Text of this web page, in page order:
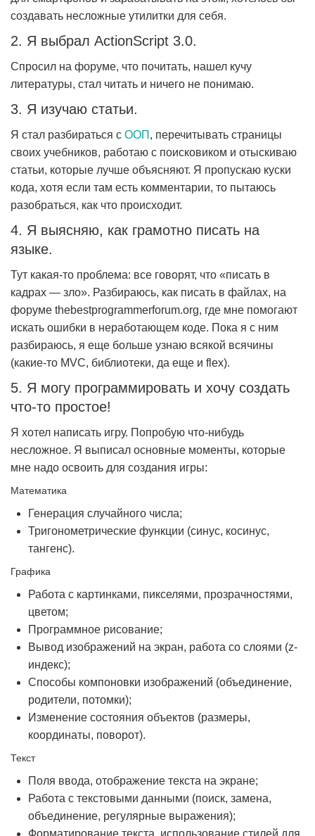
создавать несложные утилитки для себя.
2. Я выбрал ActionScript 3.0.
Спросил на форуме, что почитать, нашел кучу
литературы, стал читать и ничего не понимаю.
3. Я изучаю статьи.
Я стал разбираться с ООП , перечитывать страницы
своих учебников, работаю с поисковиком и отыскиваю
статьи, которые лучше объясняют. Я пропускаю куски
кода, хотя если там есть комментарии, то пытаюсь
разобраться, как что происходит.
4. Я выясняю, как грамотно писать на
языке.
Тут какая-то проблема: все говорят, что «писать в
кадрах — зло». Разбираюсь, как писать в файлах, на
форуме thebestprogrammerforum.org, где мне помогают
искать ошибки в неработающем коде. Пока я с ним
разбираюсь, я еще больше узнаю всякой всячины
(какие-то MVC, библиотеки, да еще и flex).
5. Я могу программировать и хочу создать
что-то простое!
Я хотел написать игру. Попробую что-нибудь
несложное. Я выписал основные моменты, которые
мне надо освоить для создания игры:
Математика
Генерация случайного числа;
Тригонометрические функции (синус, косинус,
тангенс).
Графика
Работа с картинками, пикселями, прозрачностями,
цветом;
Программное рисование;
Вывод изображений на экран, работа со слоями (z-
индекс);
Способы компоновки изображений (объединение,
родители, потомки);
Изменение состояния объектов (размеры,
координаты, поворот).
Текст
Поля ввода, отображение текста на экране;
Работа с текстовыми данными (поиск, замена,
объединение, регулярные выражения);
Форматирование текста, использование стилей для